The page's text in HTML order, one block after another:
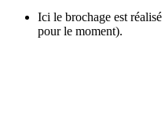
Ici le brochage est
pour le moment).